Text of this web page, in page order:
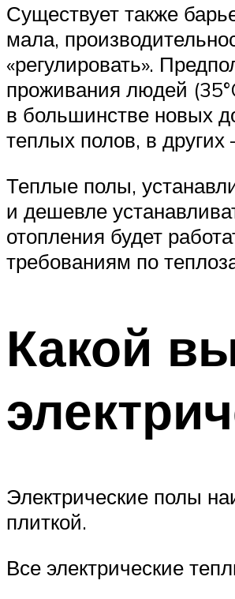
Существует также
мала,
«регулировать».
проживания людей
в большинстве новых
теплых полов, в
Теплые полы,
и дешевле
отопления будет
требованиям по
Какой
Электрические полы
плиткой.
Все электрические